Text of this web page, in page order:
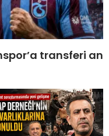
transferi an